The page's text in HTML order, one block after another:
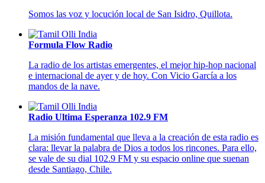
Somos las voz y locución local de San Isidro, Quillota.
Formula Flow Radio
La radio de los artistas emergentes, el mejor hip-hop nacional
e internacional de ayer y de hoy. Con Vicio García a los
mandos de la nave.
Radio Ultima Esperanza 102.9 FM
La misión fundamental que lleva a la creación de esta radio es
clara: llevar la palabra de Dios a todos los rincones. Para ello,
se vale de su dial 102.9 FM y su espacio online que suenan
desde Santiago, Chile.